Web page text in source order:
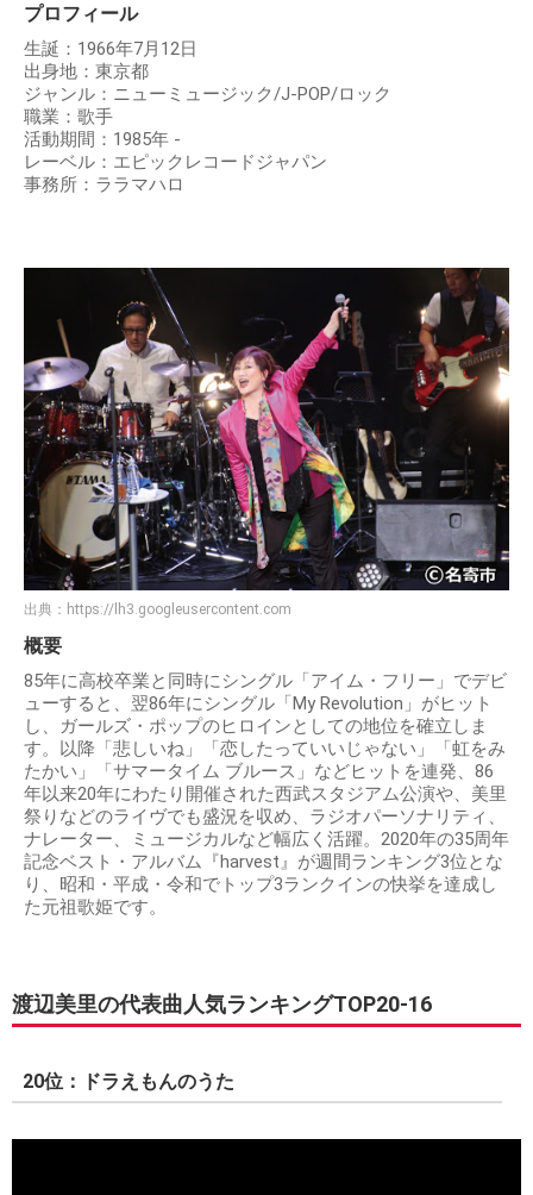
プロフィール
生誕：1966年7月12日
出身地：東京都
ジャンル：ニューミュージック/J-POP/ロック
職業：歌手
活動期間：1985年 -
レーベル：エピックレコードジャパン
事務所：ララマハロ
出典： https://lh3.googleusercontent.com
概要
85年に高校卒業と同時にシングル「アイム・フリー」でデビ
ューすると、翌86年にシングル「My Revolution」がヒット
し、ガールズ・ポップのヒロインとしての地位を確立しま
す。以降「悲しいね」「恋したっていいじゃない」「虹をみ
たかい」「サマータイム ブルース」などヒットを連発、86
年以来20年にわたり開催された西武スタジアム公演や、美里
祭りなどのライヴでも盛況を収め、ラジオパーソナリティ、
ナレーター、ミュージカルなど幅広く活躍。2020年の35周年
記念ベスト・アルバム『harvest』が週間ランキング3位とな
り、昭和・平成・令和でトップ3ランクインの快挙を達成し
た元祖歌姫です。
渡辺美里の代表曲人気ランキングTOP20-16
20位：ドラえもんのうた